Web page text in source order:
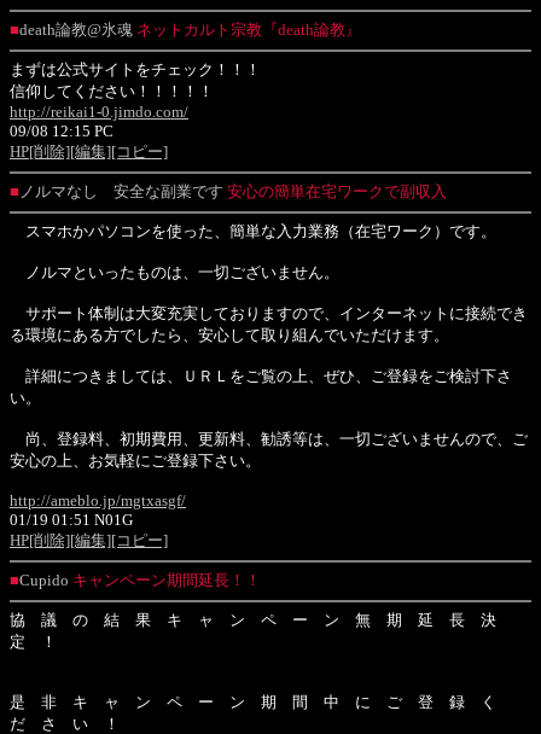
■death論教@氷魂 ネットカルト宗教『death論教』
まずは公式サイトをチェック！！！
信仰してください！！！！！
http://reikai1-0.jimdo.com/
09/08 12:15 PC
HP[削除][編集][コピー]
■ ノルマなし 安全な副業です 安心の簡単在宅ワークで副収入
スマホかパソコンを使った、簡単な入力業務（在宅ワーク）です。
ノルマといったものは、一切ございません。
サポート体制は大変充実しておりますので、インターネットに接続でき
る環境にある方でしたら、安心して取り組んでいただけます。
詳細につきましては、ＵＲＬをご覧の上、ぜひ、ご登録をご検討下さ
い。
尚、登録料、初期費用、更新料、勧誘等は、一切ございませんので、ご
安心の上、お気軽にご登録下さい。
http://ameblo.jp/mgtxasgf/
01/19 01:51 N01G
HP[削除][編集][コピー]
■Cupido キャンペーン期間延長！！
協 議 の 結 果 キ ャ ン ペ ー ン 無 期 延 長 決
定 ！
是 非 キ ャ ン ペ ー ン 期 間 中 に ご 登 録 く
だ さ い ！